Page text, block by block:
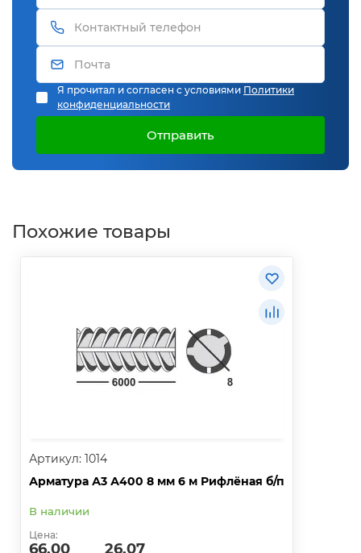
Я прочитал и согласен с условиями Политики
конфиденциальности
Отправить
Похожие товары
Артикул: 1014
Арматура А3 А400 8 мм 6 м Рифлёная б/п
В наличии
Цена:
66.00 26.07